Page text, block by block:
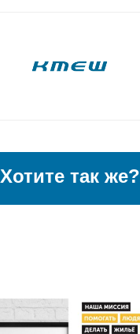
Хотите так же?